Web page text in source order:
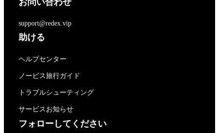
お問い合わせ
support@redex.vip
助ける
ヘルプセンター
ノービス旅行ガイド
トラブルシューティング
サービスお知らせ
フォローしてください